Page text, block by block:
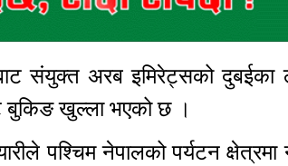
संयुक्त अरब इमिरेट्सको दुबईका
बुकिङ खुल्ला भएको छ ।
पश्चिम नेपालको पर्यटन